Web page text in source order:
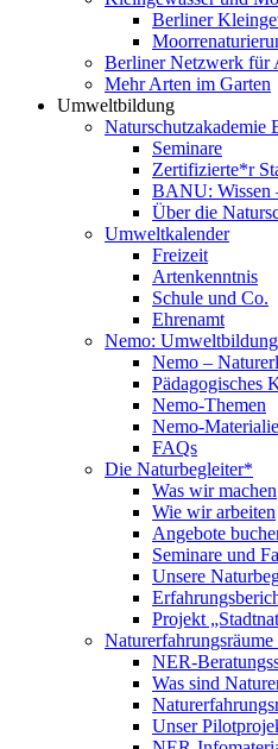
Berliner
Berliner Netzwerk für
Mehr Arten im Garten
Umweltbildung
Naturschutzakademie
Seminare
Zertifizierte*r
BANU: Wissen
Über die
Umweltkalender
Freizeit
Artenkenntnis
Schule und Co.
Ehrenamt
Nemo:
Nemo –
Pädagogisches
Nemo-Themen
Nemo-
FAQs
Die Naturbegleiter*
Was wir machen
Wie wir arbeiten
Angebote
Seminare und
Unsere
Projekt
NER-
Was sind
Unser